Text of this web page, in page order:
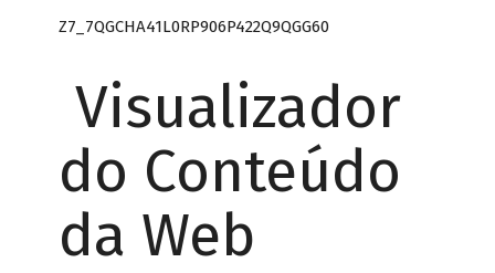
Z7_7QGCHA41L0RP906P422Q9QGG60
Visualizador
do Conteúdo
da Web